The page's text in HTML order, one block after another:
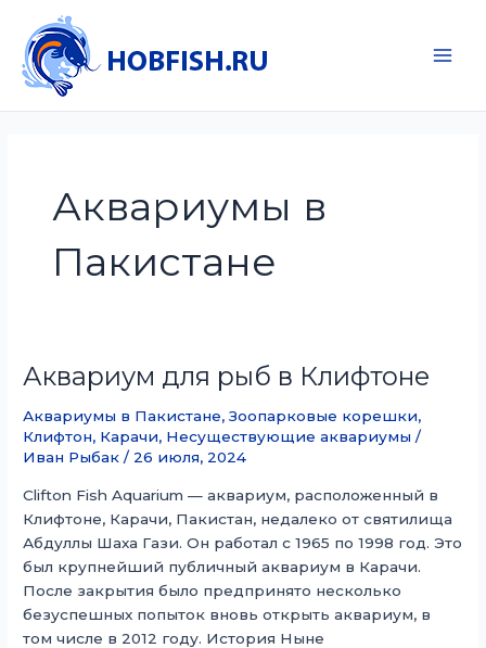
содержимому
Аквариумы в
Пакистане
Аквариум для рыб в Клифтоне
Аквариумы в Пакистане,Зоопарковые корешки,
Клифтон, Карачи, Несуществующие аквариумы /
Иван Рыбак/ 26 июля, 2024
Clifton Fish Aquarium — аквариум, расположенный в
Клифтоне, Карачи, Пакистан, недалеко от святилища
Абдуллы Шаха Гази. Он работал с 1965 по 1998 год. Это
был крупнейший публичный аквариум в Карачи.
После закрытия было предпринято несколько
безуспешных попыток вновь открыть аквариум, в
том числе в 2012 году. История Ныне